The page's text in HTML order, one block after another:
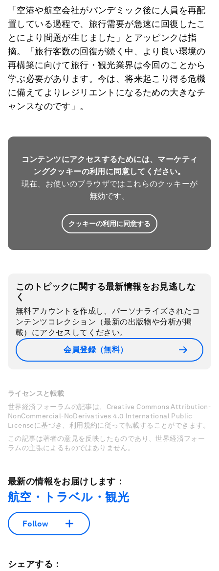
「空港や航空会社がパンデミック後に人員を再配
置している過程で、旅行需要が急速に回復したこ
とにより問題が生じました」とアッピンクは指
摘。「旅行客数の回復が続く中、より良い環境の
再構築に向けて旅行・観光業界は今回のことから
学ぶ必要があります。今は、将来起こり得る危機
に備えてよりレジリエントになるための大きなチ
ャンスなのです」。
コンテンツにアクセスするためには、マーケティ
ングクッキーの利用に同意してください。
現在、お使いのブラウザではこれらのクッキーが
無効です。
クッキーの利用に同意する
このトピックに関する最新情報をお見逃しな
く
無料アカウントを作成し、パーソナライズされたコ
ンテンツコレクション（最新の出版物や分析が掲
載）にアクセスしてください。
会員登録（無料）
ライセンスと転載
世界経済フォーラムの記事は、Creative Commons Attribution-
NonCommercial-NoDerivatives 4.0 International Public
Licenseに基づき、利用規約に従って転載することができます。
この記事は著者の意見を反映したものであり、世界経済フォー
ラムの主張によるものではありません。
最新の情報をお届けします：
航空・トラベル・観光
Follow
シェアする：